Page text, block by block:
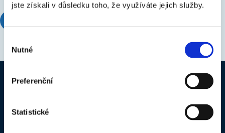
jste získali v důsledku toho, že využíváte jejich služby.
souhlasu
Nutné
Preferenční
Statistické
Úvod
O spoločnosti